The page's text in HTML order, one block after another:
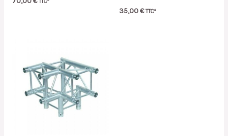
35,00€ TTC*